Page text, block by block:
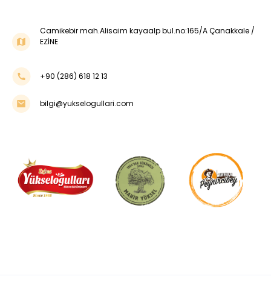
Camikebir mah.Alisaim kayaalp bul.no:165/A Çanakkale /
EZİNE
+90 (286) 618 12 13
bilgi@yukselogullari.com